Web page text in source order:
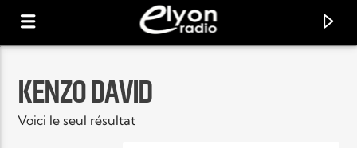
POSITIVE ET ENCOURAGEANTE !
KENZO DAVID
Voici le seul résultat